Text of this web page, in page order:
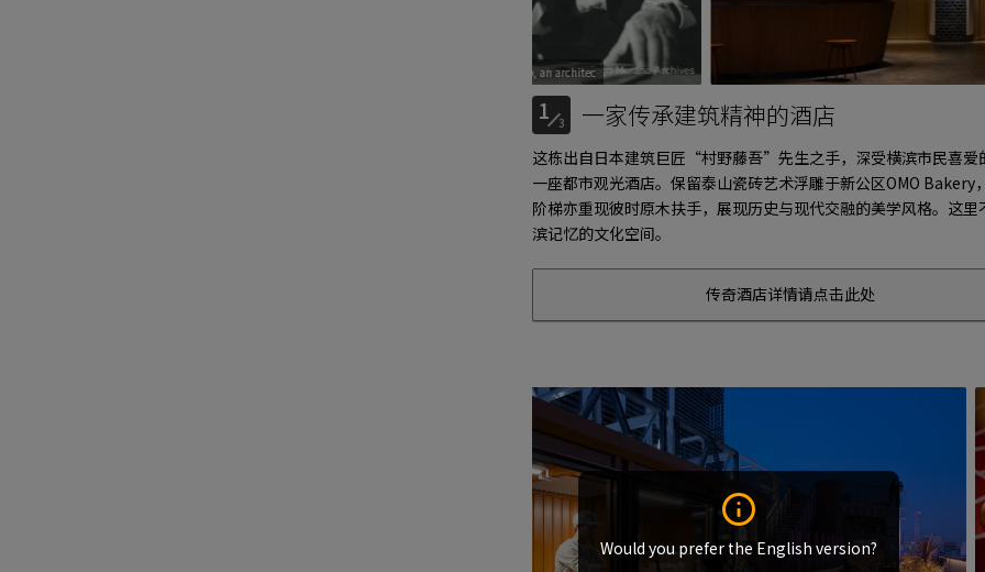
Would you prefer the English version?
Togo Murano, an architec
Togo Murano, an architec
1 3 一家传承建筑精神的酒店
这栋出自日本建筑巨匠“村野藤吾”先生之手，深受横滨市民喜爱
一座都市观光酒店。保留泰山瓷砖艺术浮雕于新公区OMO Bakery
阶梯亦重现彼时原木扶手，展现历史与现代交融的美学风格。这
滨记忆的文化空间。
传奇酒店详情请点击此处